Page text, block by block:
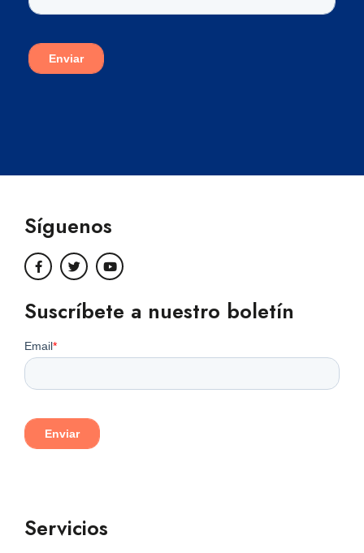
Síguenos
Suscríbete a nuestro boletín
Servicios